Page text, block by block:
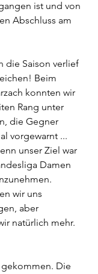
ist und von
Abschluss am
die Saison verlief
Beim
konnten wir
Rang unter
die Gegner
vorgewarnt ...
unser Ziel war
Damen
wir uns
aber
natürlich mehr.
gekommen. Die